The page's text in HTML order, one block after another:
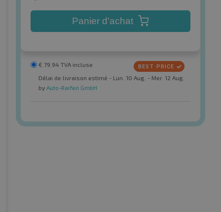
Panier d'achat
€ 79.94 TVA incluse
Délai de livraison estimé - Lun. 10 Aug. - Mer. 12 Aug.
by Auto-Raifen GmbH